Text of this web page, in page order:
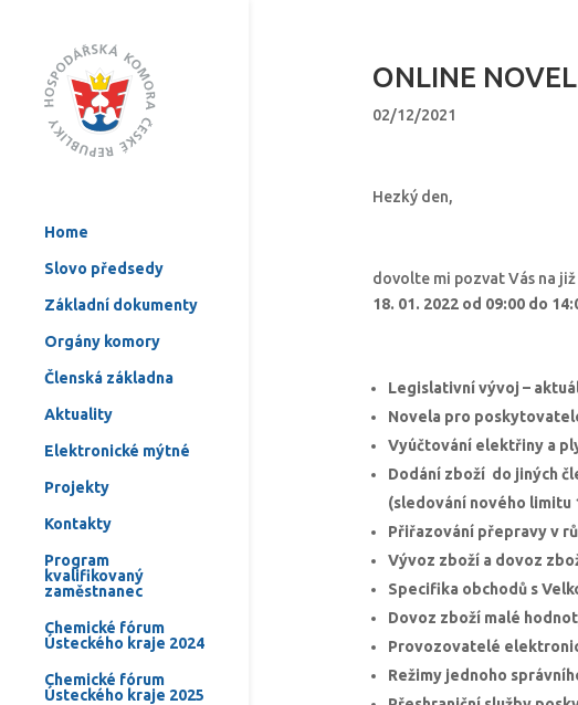
Home
Slovo předsedy
Základní dokumenty
Orgány komory
Členská základna
Aktuality
Elektronické mýtné
Projekty
Kontakty
Program
kvalifikovaný
zaměstnanec
Chemické fórum
Ústeckého kraje 2024
Chemické fórum
Ústeckého kraje 2025
ONLINE
02/12/2021
Hezký den,
dovolte mi pozvat Vás na
18. 01. 2022 od 09:00 do
Legislativní vývoj –
Novela pro
Vyúčtování elektřiny a
Dodání zboží do jiných
(sledování nového limitu
Přiřazování přepravy v
Vývoz zboží a dovoz
Specifika obchodů s
Dovoz zboží malé
Provozovatelé
Režimy jednoho